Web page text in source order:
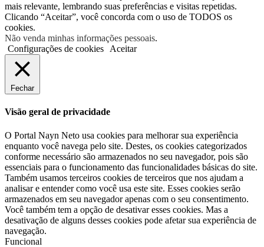
mais relevante, lembrando suas preferências e visitas repetidas.
Clicando “Aceitar”, você concorda com o uso de TODOS os
cookies.
Não venda minhas informações pessoais.
Configurações de cookies
Aceitar
Fechar
Visão geral de privacidade
O Portal Nayn Neto usa cookies para melhorar sua experiência
enquanto você navega pelo site. Destes, os cookies categorizados
conforme necessário são armazenados no seu navegador, pois são
essenciais para o funcionamento das funcionalidades básicas do site.
Também usamos terceiros cookies de terceiros que nos ajudam a
analisar e entender como você usa este site. Esses cookies serão
armazenados em seu navegador apenas com o seu consentimento.
Você também tem a opção de desativar esses cookies. Mas a
desativação de alguns desses cookies pode afetar sua experiência de
navegação.
Funcional